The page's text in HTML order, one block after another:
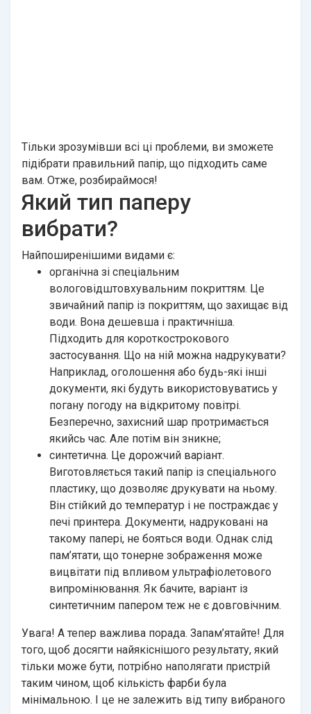
Тільки зрозумівши всі ці проблеми, ви зможете
підібрати правильний папір, що підходить саме
вам. Отже, розбираймося!
Який тип паперу
вибрати?
Найпоширенішими видами є:
органічна зі спеціальним
вологовідштовхувальним покриттям. Це
звичайний папір із покриттям, що захищає від
води. Вона дешевша і практичніша.
Підходить для короткострокового
застосування. Що на ній можна надрукувати?
Наприклад, оголошення або будь-які інші
документи, які будуть використовуватись у
погану погоду на відкритому повітрі.
Безперечно, захисний шар протримається
якийсь час. Але потім він зникне;
синтетична. Це дорожчий варіант.
Виготовляється такий папір із спеціального
пластику, що дозволяє друкувати на ньому.
Він стійкий до температур і не постраждає у
печі принтера. Документи, надруковані на
такому папері, не бояться води. Однак слід
пам’ятати, що тонерне зображення може
вицвітати під впливом ультрафіолетового
випромінювання. Як бачите, варіант із
синтетичним папером теж не є довговічним.
Увага! А тепер важлива порада. Запам’ятайте! Для
того, щоб досягти найякіснішого результату, який
тільки може бути, потрібно наполягати пристрій
таким чином, щоб кількість фарби була
мінімальною. І це не залежить від типу вибраного